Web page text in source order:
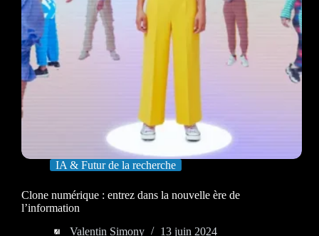
IA & Futur de la recherche
Clone numérique : entrez dans la nouvelle ère de
l’information
Valentin Simony
13 juin 2024